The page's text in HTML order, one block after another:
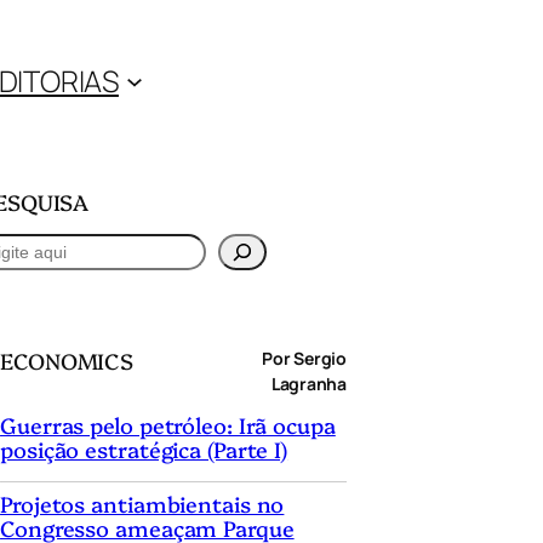
ECONOMICS
Por Sergio
Lagranha
Guerras pelo petróleo: Irã ocupa
posição estratégica (Parte I)
Projetos antiambientais no
Congresso ameaçam Parque